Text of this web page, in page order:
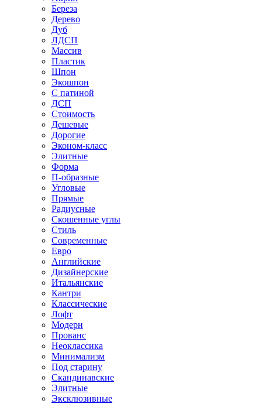
Береза
Дерево
Дуб
ЛДСП
Массив
Пластик
Шпон
Экошпон
С патиной
ДСП
Стоимость
Дешевые
Дорогие
Эконом-класс
Элитные
Форма
П-образные
Угловые
Прямые
Радиусные
Скошенные углы
Стиль
Современные
Евро
Английские
Дизайнерские
Итальянские
Кантри
Классические
Лофт
Модерн
Прованс
Неоклассика
Минимализм
Под старину
Скандинавские
Элитные
Эксклюзивные